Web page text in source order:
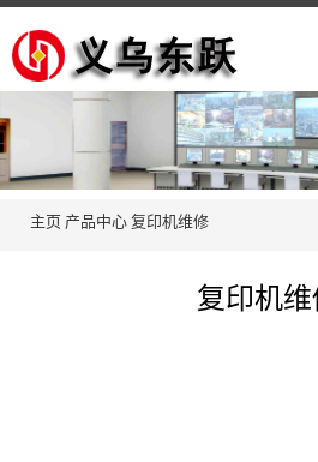
主页 产品中心 复印机维修
复印机维